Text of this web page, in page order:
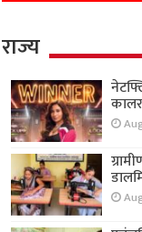
राज्य